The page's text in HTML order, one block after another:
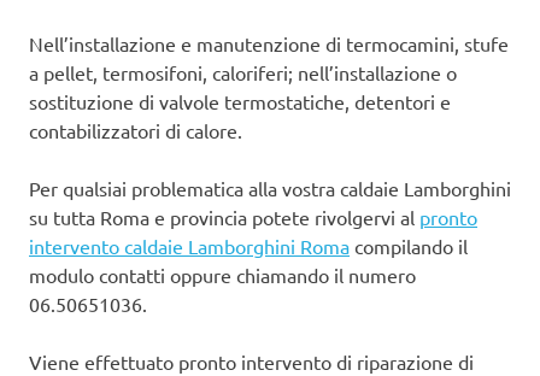
Nell’installazione e manutenzione di termocamini, stufe
a pellet, termosifoni, caloriferi; nell’installazione o
sostituzione di valvole termostatiche, detentori e
contabilizzatori di calore.
Per qualsiai problematica alla vostra caldaie Lamborghini
su tutta Roma e provincia potete rivolgervi al pronto
intervento caldaie Lamborghini Roma compilando il
modulo contatti oppure chiamando il numero
06.50651036.
Viene effettuato pronto intervento di riparazione di